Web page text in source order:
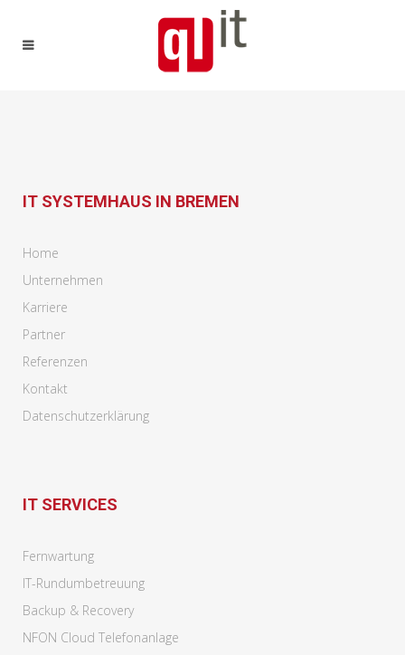
IT SYSTEMHAUS IN BREMEN
Home
Unternehmen
Karriere
Partner
Referenzen
Kontakt
Datenschutzerklärung
IT SERVICES
Fernwartung
IT-Rundumbetreuung
Backup & Recovery
NFON Cloud Telefonanlage